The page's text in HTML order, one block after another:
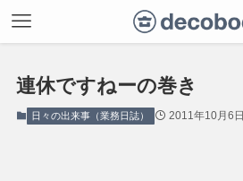
連休ですねーの巻き
日々の出来事（業務日誌） 2011年10月6日